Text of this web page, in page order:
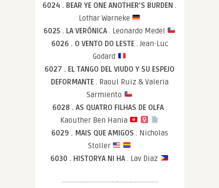
6024 . BEAR YE ONE ANOTHER’S BURDEN .
Lothar Warneke
6025 . LA VERÓNICA . Leonardo Medel
6026 . O VENTO DO LESTE . Jean-Luc
Godard
6027 . EL TANGO DEL VIUDO Y SU ESPEJO
DEFORMANTE . Raoul Ruiz & Valeria
Sarmiento
6028 . AS QUATRO FILHAS DE OLFA .
Kaouther Ben Hania
6029 . MAIS QUE AMIGOS . Nicholas
Stoller
6030 . HISTORYA NI HA. Lav Diaz